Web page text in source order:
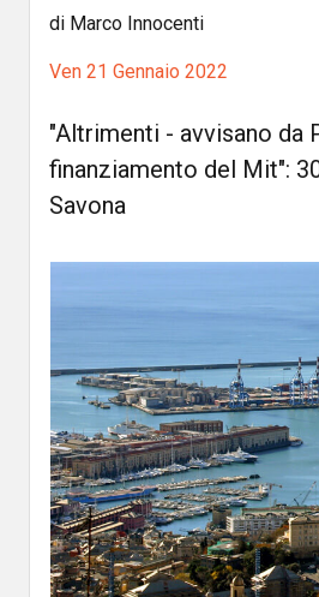
di Marco Innocenti
Ven 21 Gennaio 2022
"Altrimenti - avvisano da
finanziamento del Mit":
Savona